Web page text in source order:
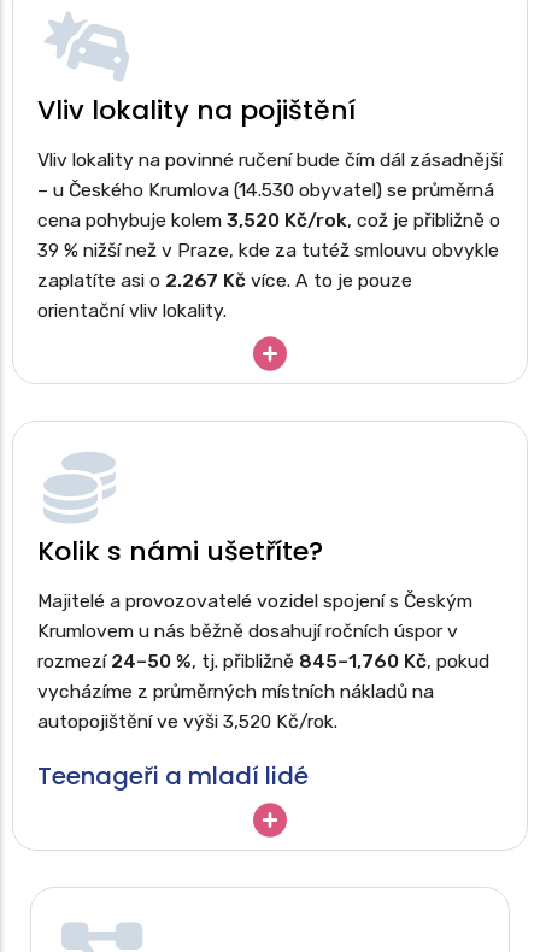
Vliv lokality na pojištění
Vliv lokality na povinné ručení bude čím dál zásadnější
– u Českého Krumlova (14.530 obyvatel) se průměrná
cena pohybuje kolem 3,520 Kč/rok, což je přibližně o
39 % nižší než v Praze, kde za tutéž smlouvu obvykle
zaplatíte asi o 2.267 Kč více. A to je pouze
orientační vliv lokality.
Faktory ovlivňující cenu
jsou neveřejné. Níže uvádíme ty nejzásadnější z nichl
Bonusy a malusy (bezeškodní průběh)
Lokalita a hustota provozu
Riziko nehod a krádeží
Typ a výkon vozidla
Rozsah a limity pojistného krytí
Počet najetých kilometrů
Způsob užívání vozu (osoba, firma)
Frekvence plateb a délka smlouvy
UŠETŘETE TISÍCE...KAŽDOROČNĚ
Kolik s námi ušetříte?
Majitelé a provozovatelé vozidel spojení s Českým
Krumlovem u nás běžně dosahují ročních úspor v
rozmezí 24–50 %, tj. přibližně 845–1,760 Kč, pokud
vycházíme z průměrných místních nákladů na
autopojištění ve výši 3,520 Kč/rok.
Teenageři a mladí lidé
Mladí řidiči (do ~25 let) jsou pojišťovnami vnímáni jako
vysoce rizikovía tudíž za povinné ručení mnohdy
Český Krumlov